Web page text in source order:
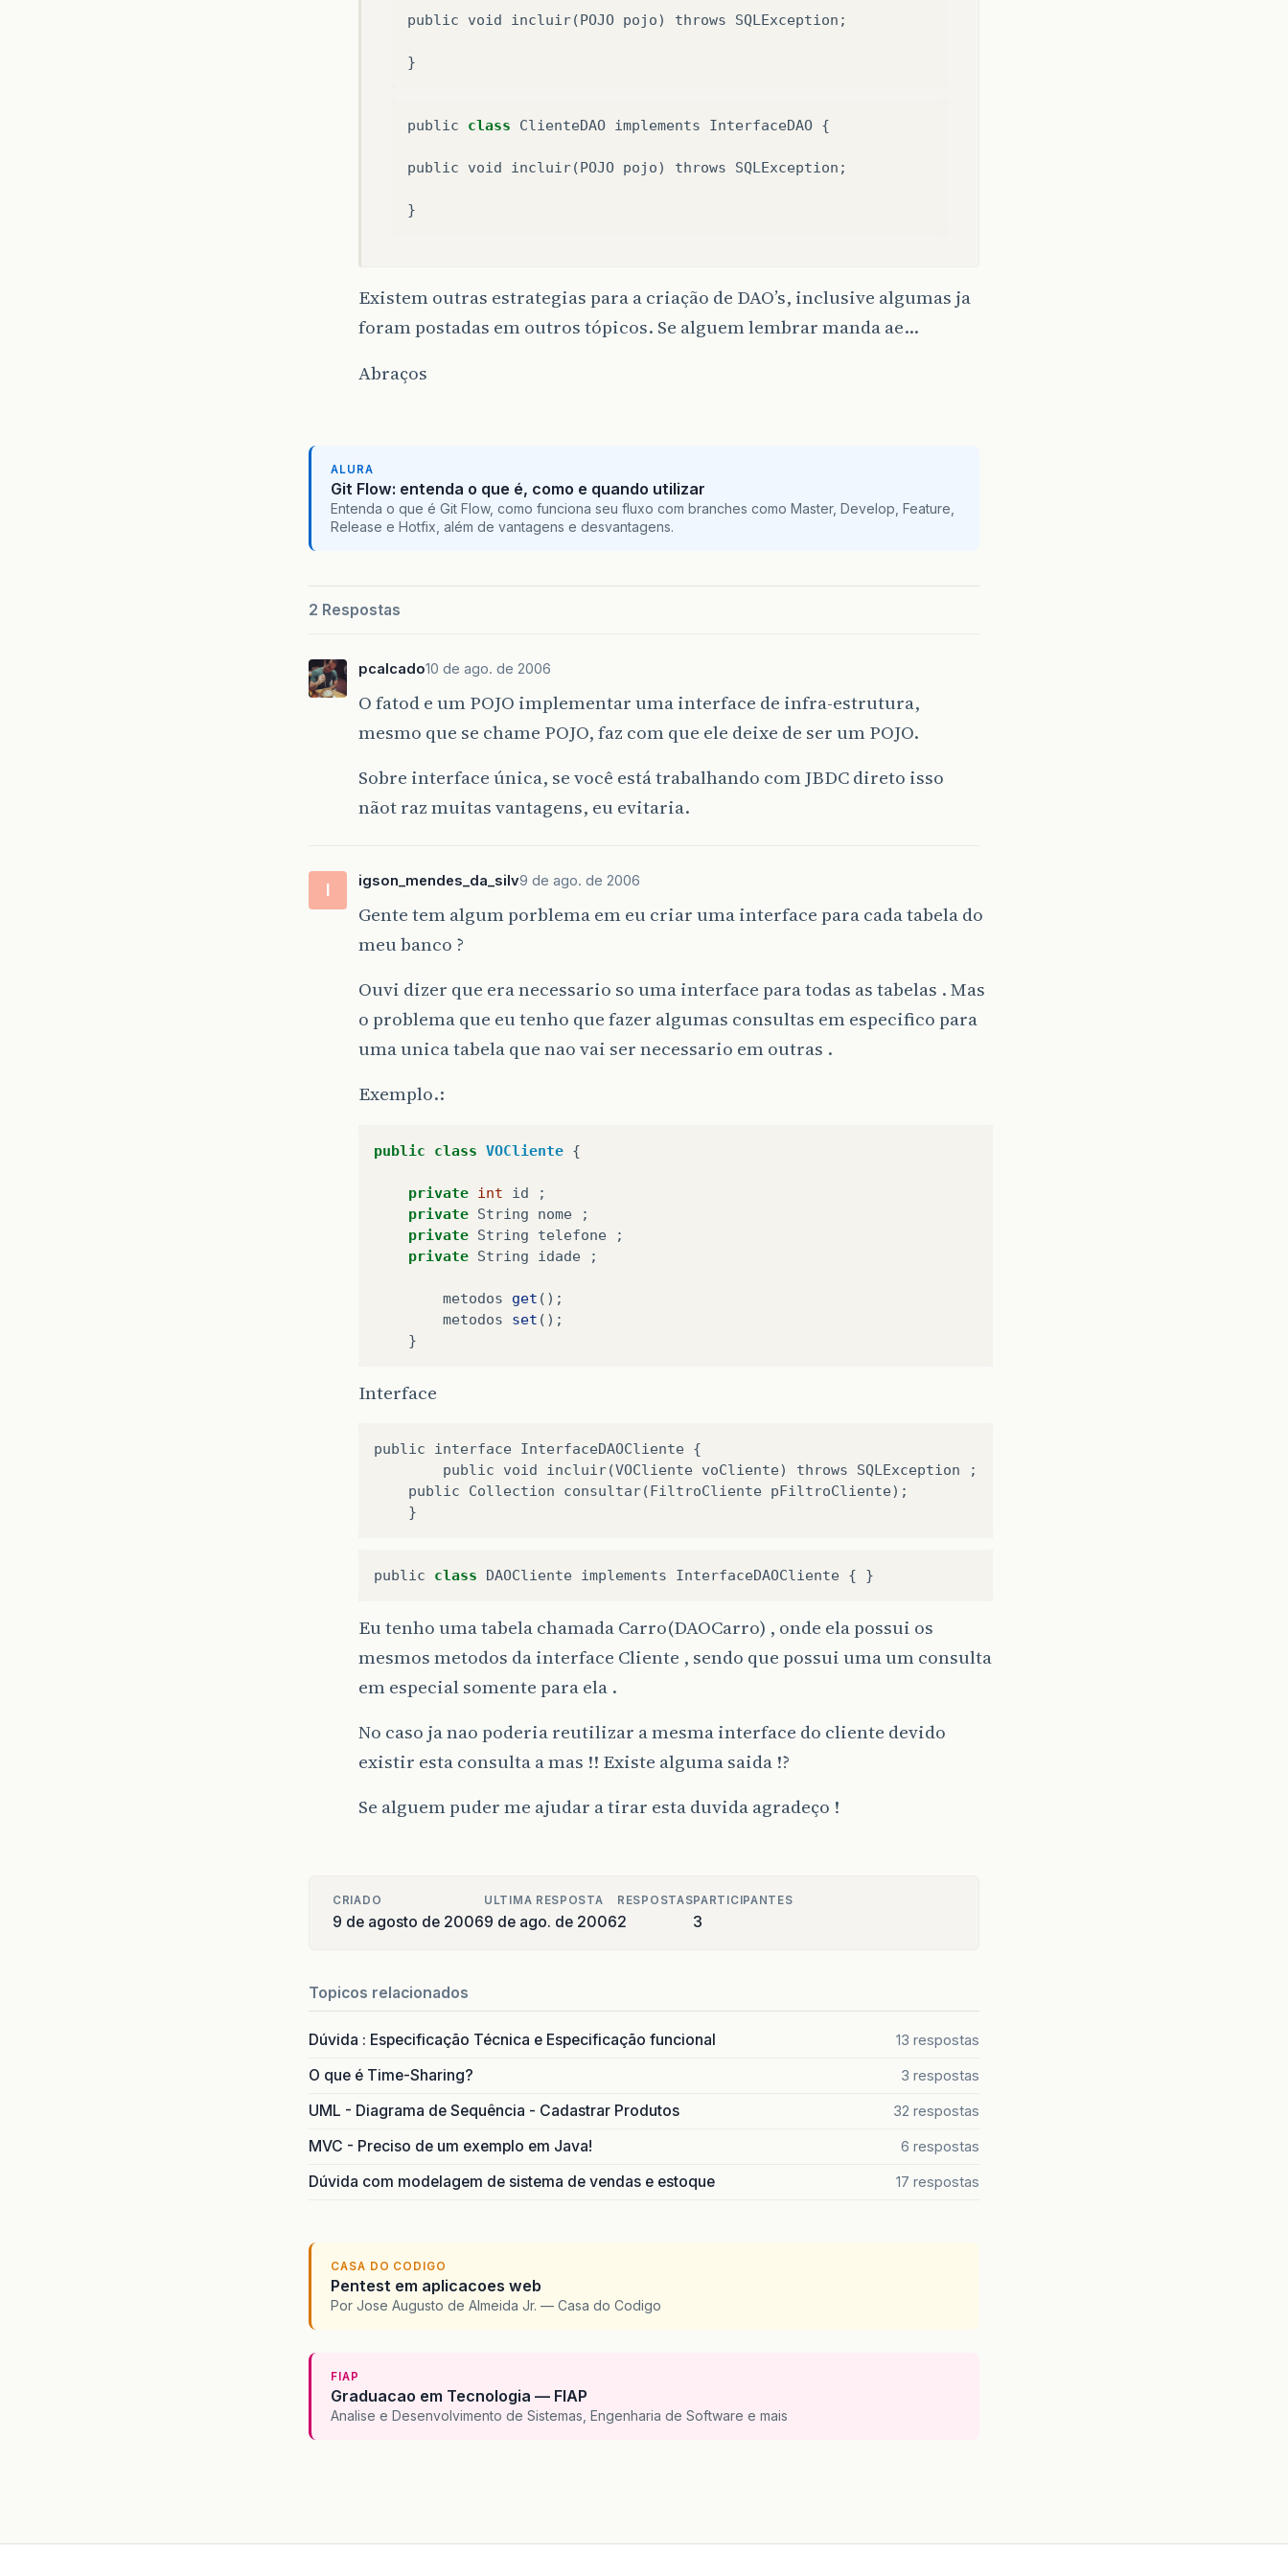
public void incluir(POJO pojo) throws SQLException;
public class ClienteDAO implements InterfaceDAO {
public void incluir(POJO pojo) throws SQLException ;
}
Existem outras estrategias para a criação de DAO’s, inclusive algumas ja
foram postadas em outros tópicos. Se alguem lembrar manda ae…
Abraços
ALURA
Git Flow: entenda o que é, como e quando utilizar
Entenda o que é Git Flow, como funciona seu fluxo com branches como Master, Develop, Feature,
Release e Hotfix, além de vantagens e desvantagens.
2 Respostas
pcalcado10 de ago. de 2006
O fatod e um POJO implementar uma interface de infra-estrutura,
mesmo que se chame POJO, faz com que ele deixe de ser um POJO.
Sobre interface única, se você está trabalhando com JBDC direto isso
nãot raz muitas vantagens, eu evitaria.
I igson_mendes_da_silv9 de ago. de 2006
Gente tem algum porblema em eu criar uma interface para cada tabela do
meu banco ?
Ouvi dizer que era necessario so uma interface para todas as tabelas . Mas
o problema que eu tenho que fazer algumas consultas em especifico para
uma unica tabela que nao vai ser necessario em outras .
Exemplo.:
public class VOCliente {
private int id
;
private String nome
;
private String telefone
;
private String idade ;
metodos get ();
metodos
set ();
}
Interface
public interface InterfaceDAOCliente {
        public void incluir(VOCliente voCliente) throws SQLException ;
public class DAOCliente implements InterfaceDAOCliente { }
Eu tenho uma tabela chamada Carro(DAOCarro) , onde ela possui os
mesmos metodos da interface Cliente , sendo que possui uma um consulta
em especial somente para ela .
No caso ja nao poderia reutilizar a mesma interface do cliente devido
existir esta consulta a mas !! Existe alguma saida !?
Se alguem puder me ajudar a tirar esta duvida agradeço !
CRIADO
9 de agosto de 2006
ULTIMA RESPOSTA
9 de ago. de 2006
RESPOSTAS
2
PARTICIPANTES
3
Topicos relacionados
Dúvida : Especificação Técnica e Especificação funcional 13 respostas
O que é Time-Sharing? 3 respostas
UML - Diagrama de Sequência - Cadastrar Produtos 32 respostas
MVC - Preciso de um exemplo em Java! 6 respostas
Dúvida com modelagem de sistema de vendas e estoque 17 respostas
CASA DO CODIGO
Pentest em aplicacoes web
Por Jose Augusto de Almeida Jr. — Casa do Codigo
FIAP
Graduacao em Tecnologia — FIAP
Analise e Desenvolvimento de Sistemas, Engenharia de Software e mais